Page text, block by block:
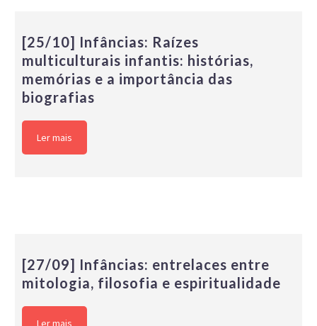
[25/10] Infâncias: Raízes
multiculturais infantis: histórias,
memórias e a importância das
biografias
Ler mais
[27/09] Infâncias: entrelaces entre
mitologia, filosofia e espiritualidade
Ler mais